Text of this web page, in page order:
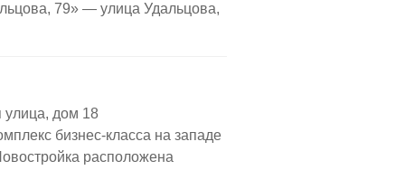
дизайном, есть пруд и мини-
установлены 18 скоростных
79» — улица Удальцова,
дом 18
бизнес-класса на западе
расположена